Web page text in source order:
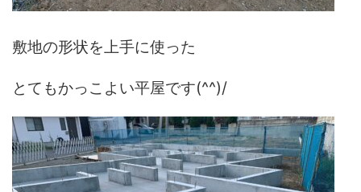
敷地の形状を上手に使った
とてもかっこよい平屋です(^^)/